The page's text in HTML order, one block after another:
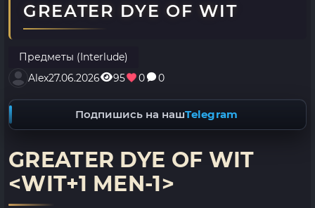
GREATER DYE OF WIT
Предметы (Interlude)
Alex27.06.2026 95 0 0
Подпишись на нашTelegram
GREATER DYE OF WIT
<WIT+1 MEN-1>